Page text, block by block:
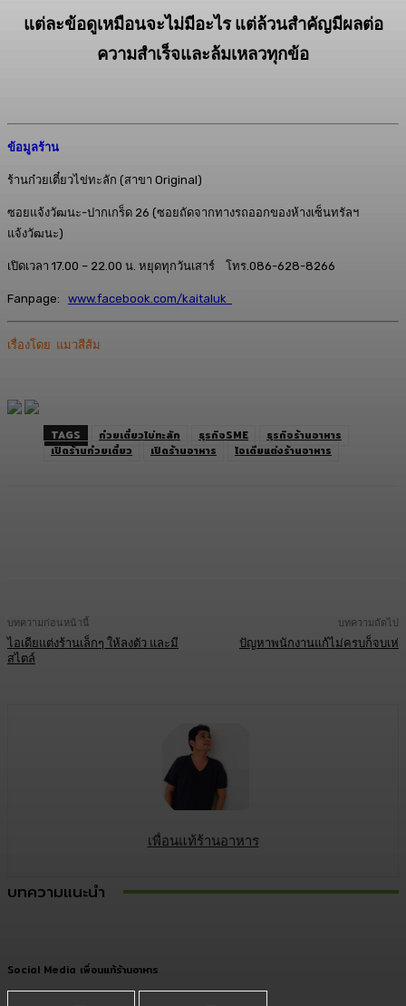
แต่ละข้อดูเหมือนจะไม่มีอะไร แต่ล้วนสำคัญมีผลต่อ
ความสำเร็จและล้มเหลวทุกข้อ
ข้อมูลร้าน
ร้านก๋วยเตี๋ยวไข่ทะลัก (สาขา Original)
ซอยแจ้งวัฒนะ-ปากเกร็ด 26 (ซอยถัดจากทางรถออกของห้างเซ็นทรัลฯ
แจ้งวัฒนะ)
เปิดเวลา 17.00 – 22.00 น. หยุดทุกวันเสาร์ โทร.086-628-8266
Fanpage: www.facebook.com/kaitaluk
เรื่องโดย แมวสีส้ม
TAGS ก๋วยเตี๋ยวไข่ทะลัก ธุรกิจSME
ธุรกิจร้านอาหาร
เปิดร้านก๋วยเตี๋ยว
เปิดร้านอาหาร ไอเดียแต่งร้านอาหาร
บทความก่อนหน้านี้
ไอเดียแต่งร้านเล็กๆ ให้ลงตัว และมี
สไตล์
บทความถัดไป
ปัญหาพนักงานแก้ไม่ครบก็จบเห่
เพื่อนแท้ร้านอาหาร
บทความแนะนำ
Social Media เพื่อนแท้ร้านอาหาร